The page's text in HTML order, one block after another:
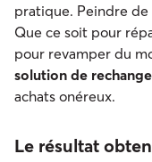
pratique. Peindre
Que ce soit pour
pour revamper du
solution de
achats onéreux.
Le résultat